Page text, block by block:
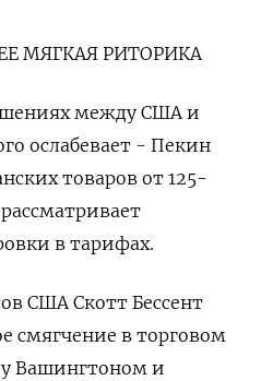
МЯГКАЯ РИТОРИКА
между США и
ослабевает - Пекин
товаров от 125-
в тарифах.
США Скотт Бессент
смягчение в торговом
Вашингтоном и